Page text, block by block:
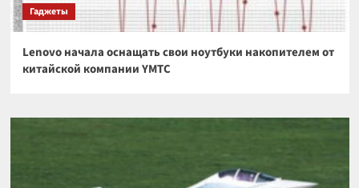
Гаджеты
Lenovo начала оснащать свои ноутбуки накопителем от
китайской компании YMTC